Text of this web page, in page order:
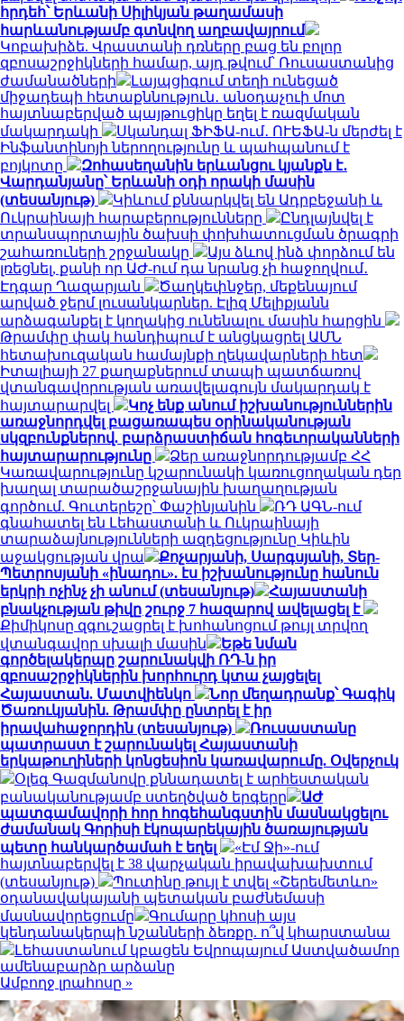
հրդեհ՝ Երևանի Սիլիկյան թաղամասի
հարևանությամբ գտնվող աղբավայրում
Կոբախիձե. Վրաստանի դռները բաց են բոլոր
զբոսաշրջիկների համար, այդ թվում՝ Ռուսաստանից
ժամանածների
Լայպցիգում տեղի ունեցած
միջադեպի հետաքննություն․ անօդաչուի մոտ
հայտնաբերված պայթուցիկը եղել է ռազմական
մակարդակի
Սկանդալ ՖԻՖԱ-ում․ ՈՒԵՖԱ-ն մերժել է
Ինֆանտինոյի ներողությունը և պահպանում է
բոյկոտը
Զոհասեղանին երևանցու կյանքն է․
Վարդանյանը՝ Երևանի օդի որակի մասին
(տեսանյութ)
Կիևում քննարկվել են Ադրբեջանի և
Ուկրաինայի հարաբերությունները
Ընդլայնվել է
տրանսպորտային ծախսի փոխհատուցման ծրագրի
շահառուների շրջանակը
Այս ձևով ինձ փորձում են
լռեցնել, քանի որ ԱԺ-ում դա նրանց չի հաջողվում․
Էդգար Ղազարյան
Ծաղկեփնջեր, մեքենայում
արված ջերմ լուսանկարներ. Էլիզ Մելիքյանն
արձագանքել է կողակից ունենալու մասին հարցին
Թրամփը փակ հանդիպում է անցկացրել ԱՄՆ
հետախուզական համայնքի ղեկավարների հետ
Իտալիայի 27 քաղաքներում տապի պատճառով
վտանգավորության առավելագույն մակարդակ է
հայտարարվել
Կոչ ենք անում իշխանություններին
առաջնորդվել բացառապես օրինականության
սկզբունքներով. բարձրաստիճան հոգեւորականների
հայտարարությունը
Ձեր առաջնորդությամբ ՀՀ
Կառավարությունը կշարունակի կառուցողական դեր
խաղալ տարածաշրջանային խաղաղության
գործում. Գուտերեշը՝ Փաշինյանին
ՌԴ ԱԳՆ-ում
գնահատել են Լեհաստանի և Ուկրաինայի
տարաձայնությունների ազդեցությունը Կիևին
աջակցության վրա
Քոչարյանի, Սարգսյանի, Տեր-
Պետրոսյանի «ինադու». էս իշխանությունը հանուն
երկրի ոչինչ չի անում (տեսանյութ)
Հայաստանի
բնակչության թիվը շուրջ 7 հազարով ավելացել է
Քիմիկոսը զգուշացրել է խոհանոցում թույլ տրվող
վտանգավոր սխալի մասին
Եթե նման
գործելակերպը շարունակվի ՌԴ-ն իր
զբոսաշրջիկներին խորհուրդ կտա չայցելել
Հայաստան. Մատվիենկո
Նոր մեղադրանք՝ Գագիկ
Ծառուկյանին. Թրամփը ընտրել է իր
իրավահաջորդին (տեսանյութ)
Ռուսաստանը
պատրաստ է շարունակել Հայաստանի
երկաթուղիների կոնցեսիոն կառավարումը. Օվերչուկ
Օլեգ Գազմանովը քննադատել է արհեստական
բանականությամբ ստեղծված երգերը
ԱԺ
պատգամավորի հոր հոգեհանգստին մասնակցելու
ժամանակ Գորիսի էկոպարեկային ծառայության
պետը հանկարծամահ է եղել
«Էմ Ջի»-ում
հայտնաբերվել է 38 վարչական իրավախախտում
(տեսանյութ)
Պուտինը թույլ է տվել «Շերեմետևո»
օդանավակայանի պետական բաժնեմասի
մասնավորեցումը
Գումարը կհոսի այս
կենդանակերպի նշանների ձեռքը. ո՞վ կհարստանա
Լեհաստանում կբացեն Եվրոպայում Աստվածամոր
ամենաբարձր արձանը
Ամբողջ լրահոսը »